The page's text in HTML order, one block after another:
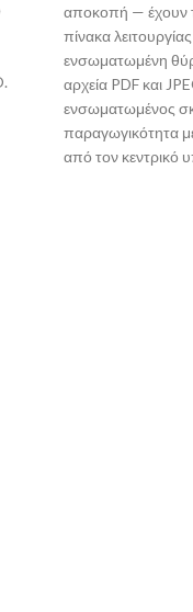
αποκοπή — έχουν
πίνακα
ενσωματωμένη
αρχεία PDF και
ενσωματωμένος
παραγωγικότητα
από τον κεντρικό